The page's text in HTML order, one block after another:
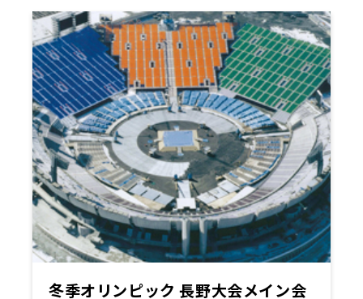
冬季オリンピック 長野大会メイン会